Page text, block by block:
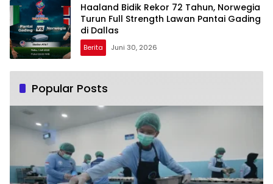
Haaland Bidik Rekor 72 Tahun, Norwegia
Turun Full Strength Lawan Pantai Gading
di Dallas
Berita Juni 30, 2026
Popular Posts